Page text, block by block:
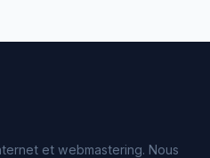
et webmastering. Nous